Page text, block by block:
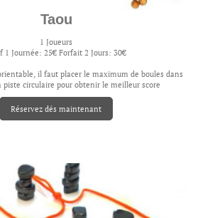
Taou
1 Joueurs
1 Journée: 25€ Forfait 2 Jours: 30€
il faut placer le maximum de boules dans
piste circulaire pour obtenir le meilleur score
Réservez dés maintenant